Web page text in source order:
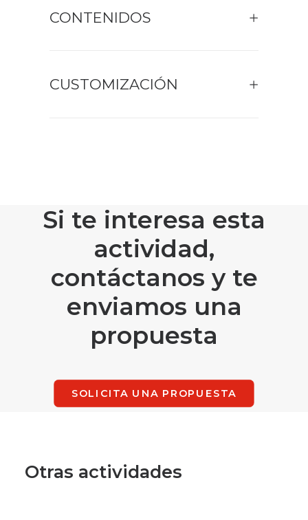
CONTENIDOS
CUSTOMIZACIÓN
Si te interesa esta
actividad,
contáctanos y te
enviamos una
propuesta
SOLICITA UNA PROPUESTA
Otras actividades